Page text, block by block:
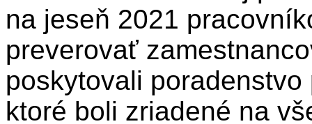
na jeseň 2021
preverovať
poskytovali
ktoré boli zriadené na